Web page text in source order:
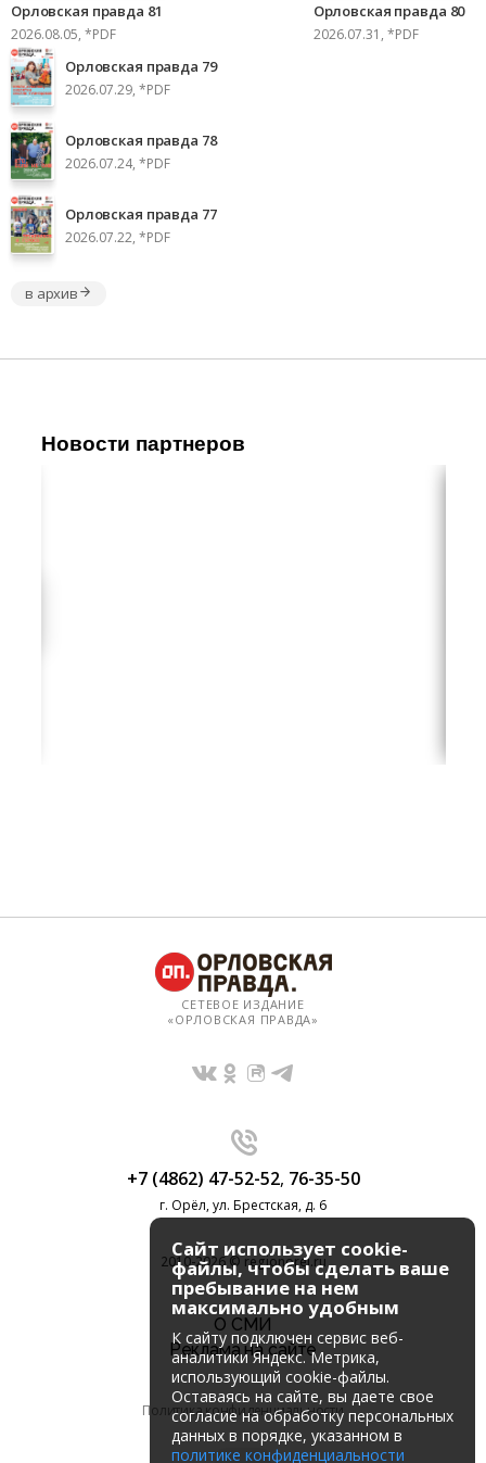
Орловская правда 81
2026.08.05, *PDF
Орловская правда 80
2026.07.31, *PDF
Орловская правда 79
2026.07.29, *PDF
Орловская правда 78
2026.07.24, *PDF
Орловская правда 77
2026.07.22, *PDF
в архив
Новости партнеров
СЕТЕВОЕ ИЗДАНИЕ
«ОРЛОВСКАЯ ПРАВДА»
+7 (4862) 47-52-52, 76-35-50
г. Орёл, ул. Брестская, д. 6
2010-2026 © regionorel.ru
О СМИ
Реклама на сайте
Политика конфиденциальности
Сайт использует cookie-
файлы, чтобы сделать ваше
пребывание на нем
максимально удобным
К cайту подключен сервис веб-
аналитики Яндекс. Метрика,
использующий cookie-файлы.
Оставаясь на сайте, вы даете свое
согласие на обработку персональных
данных в порядке, указанном в
политике конфиденциальности